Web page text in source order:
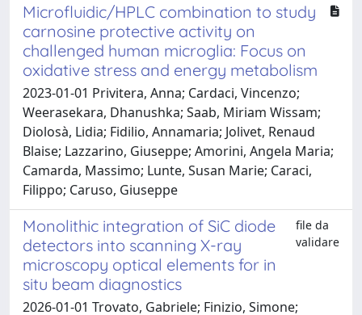
Microfluidic/HPLC combination to study
carnosine protective activity on
challenged human microglia: Focus on
oxidative stress and energy metabolism
2023-01-01 Privitera, Anna; Cardaci, Vincenzo;
Weerasekara, Dhanushka; Saab, Miriam Wissam;
Diolosà, Lidia; Fidilio, Annamaria; Jolivet, Renaud
Blaise; Lazzarino, Giuseppe; Amorini, Angela Maria;
Camarda, Massimo; Lunte, Susan Marie; Caraci,
Filippo; Caruso, Giuseppe
Monolithic integration of SiC diode
detectors into scanning X-ray
microscopy optical elements for in
situ beam diagnostics
file da
validare
2026-01-01 Trovato, Gabriele; Finizio, Simone;